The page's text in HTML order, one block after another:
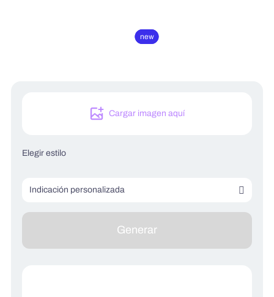
new
new
Cargar imagen aquí
Elegir estilo
Indicación personalizada
Describe tu imagen (opcional)
Generar